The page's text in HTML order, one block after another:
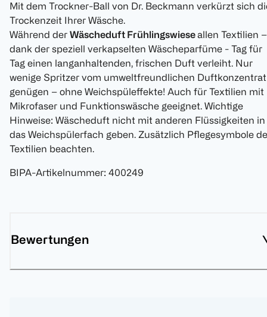
Mit dem Trockner-Ball von Dr. Beckmann verkürzt sich
Trockenzeit Ihrer Wäsche.
Während der Wäscheduft Frühlingswieseallen Textilien –
dank der speziell verkapselten Wäscheparfüme - Tag für
Tag einen langanhaltenden, frischen Duft verleiht. Nur
wenige Spritzer vom umweltfreundlichen Duftkonzentrat
genügen – ohne Weichspüleffekte! Auch für Textilien mit
Mikrofaser und Funktionswäsche geeignet. Wichtige
Hinweise: Wäscheduft nicht mit anderen Flüssigkeiten in
das Weichspülerfach geben. Zusätzlich Pflegesymbole
Textilien beachten.
BIPA-Artikelnummer: 400249
Bewertungen